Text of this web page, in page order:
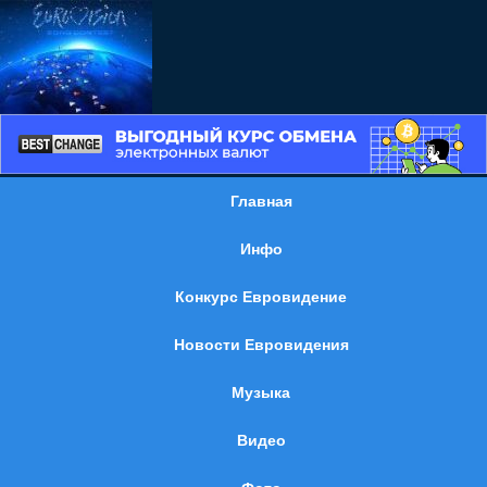
Главная
Инфо
Конкурс Евровидение
Новости Евровидения
Музыка
Видео